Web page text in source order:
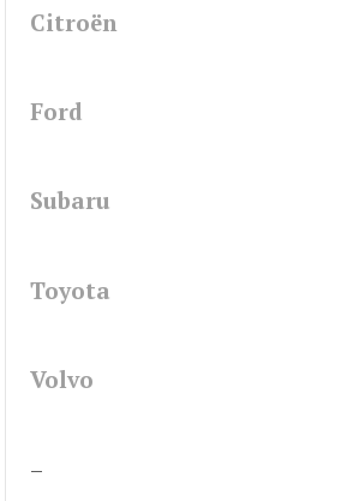
Citroën
Ford
Subaru
Toyota
Volvo
–